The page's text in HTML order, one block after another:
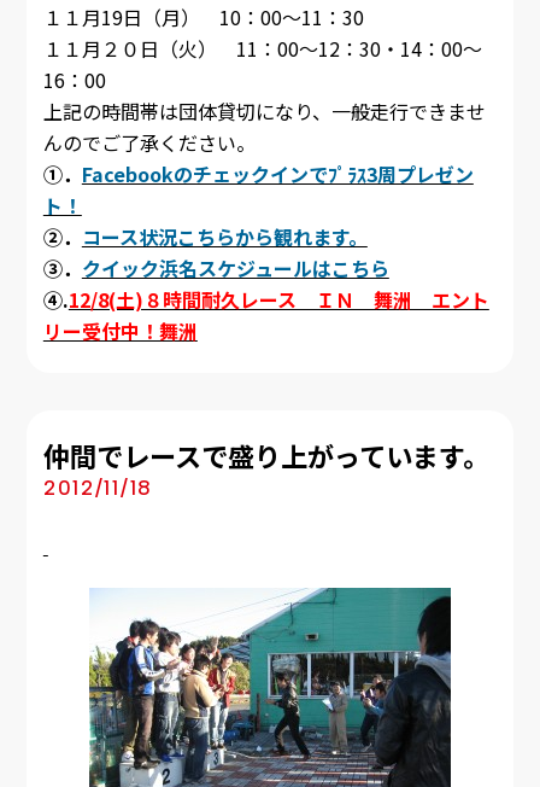
１１月19日（月） 10：00～11：30
１１月２０日（火） 11：00～12：30・14：00～
16：00
上記の時間帯は団体貸切になり、一般走行できませ
んのでご了承ください。
①． Facebookのチェックインでﾌﾟﾗｽ3周プレゼン
ト！
②． コース状況こちらから観れます。
③． クイック浜名スケジュールはこちら
④.12/8(土)８時間耐久レース ＩＮ 舞洲 エント
リー受付中！舞洲
仲間でレースで盛り上がっています。
2012/11/18